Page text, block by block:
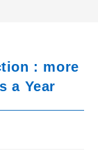
: more
a Year